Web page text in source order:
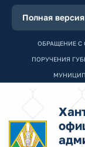
Полная версия
ОБРАЩЕНИЕ С
ПОРУЧЕНИЯ